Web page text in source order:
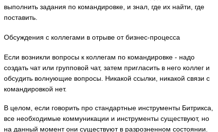
выполнить задания по командировке, и знал, где их найти, где
поставить.
Обсуждения с коллегами в отрыве от бизнес-процесса
Если возникли вопросы к коллегам по командировке - надо
создать чат или групповой чат, затем пригласить в него коллег и
обсудить волнующие вопросы. Никакой ссылки, никакой связи с
командировкой нет.
В целом, если говорить про стандартные инструменты Битрикса,
все необходимые коммуникации и инструменты существуют, но
на данный момент они существуют в разрозненном состоянии.